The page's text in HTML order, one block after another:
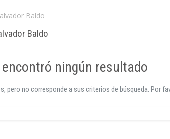
Baldo
Baldo
encontró ningún resultado
pero no corresponde a sus criterios de búsqueda. Por